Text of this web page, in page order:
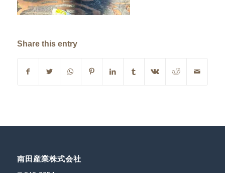
Share this entry
南田産業株式会社